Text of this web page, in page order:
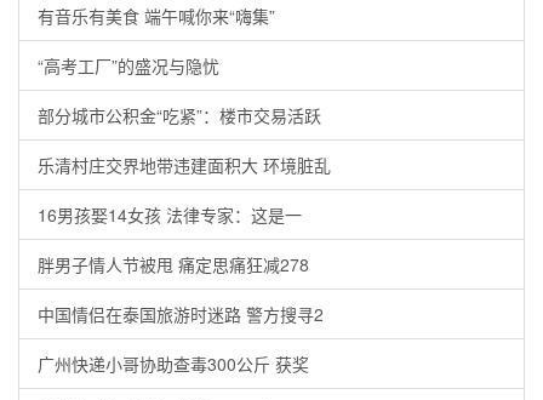
有音乐有美食 端午喊你来“嗨集”
“高考工厂”的盛况与隐忧
部分城市公积金“吃紧”：楼市交易活跃
乐清村庄交界地带违建面积大 环境脏乱
16男孩娶14女孩 法律专家：这是一
胖男子情人节被甩 痛定思痛狂减278
中国情侣在泰国旅游时迷路 警方搜寻2
广州快递小哥协助查毒300公斤 获奖